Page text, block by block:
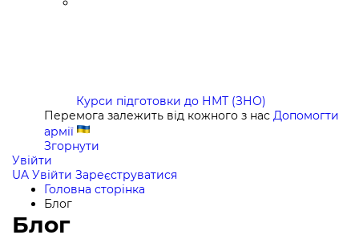
Курси підготовки до НМТ (ЗНО)
Перемога залежить від кожного з нас Допомогти
армії
Згорнути
Увійти
UA Увійти Зареєструватися
Головна сторінка
Блог
Блог